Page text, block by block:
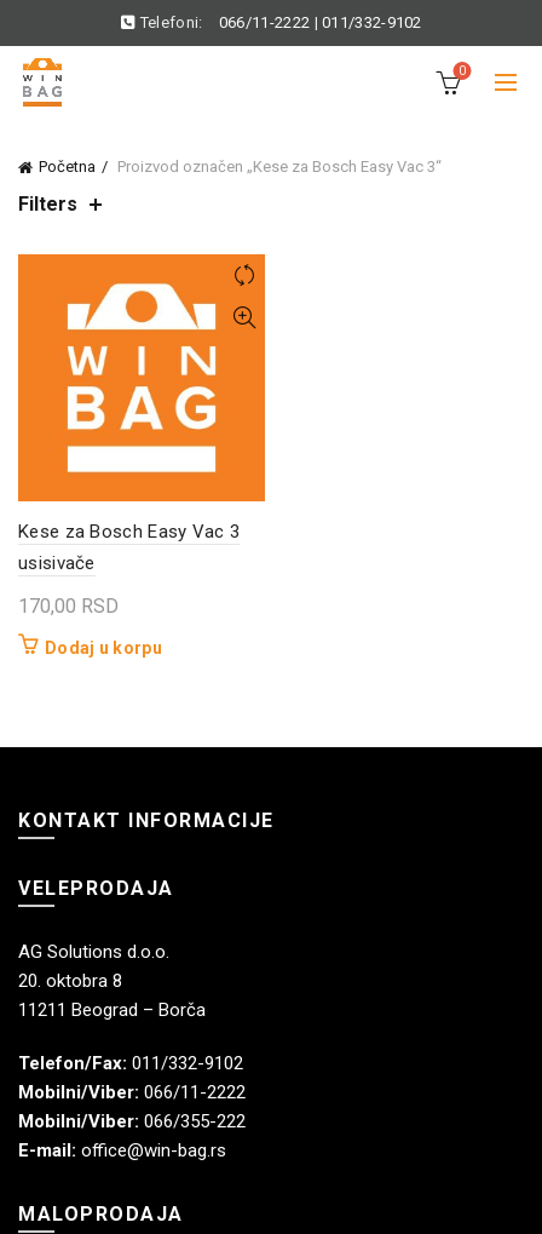
Telefoni: 066/11-2222 |011/332-9102
0
Početna Proizvod označen „Kese za Bosch Easy Vac 3“
Filters
Kese za Bosch Easy Vac 3
usisivače
170,00 RSD
Dodaj u korpu
KONTAKT INFORMACIJE
VELEPRODAJA
AG Solutions d.o.o.
20. oktobra 8
11211 Beograd – Borča
Telefon/Fax: 011/332-9102
Mobilni/Viber: 066/11-2222
Mobilni/Viber: 066/355-222
E-mail: office@win-bag.rs
MALOPRODAJA